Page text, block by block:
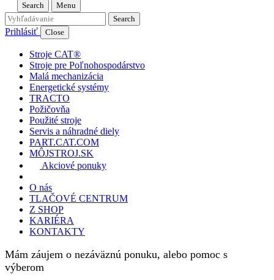
Search Menu
Prihlásiť Close
Stroje CAT®
Stroje pre Poľnohospodárstvo
Malá mechanizácia
Energetické systémy
TRACTO
Požičovňa
Použité stroje
Servis a náhradné diely
PART.CAT.COM
MÔJSTROJ.SK
Akciové ponuky
O nás
TLAČOVÉ CENTRUM
Z SHOP
KARIÉRA
KONTAKTY
Mám záujem o nezáväznú ponuku, alebo pomoc s
výberom